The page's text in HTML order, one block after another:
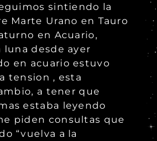
sintiendo la
Marte Urano en Tauro
en Acuario,
luna desde ayer
en acuario estuvo
tension , esta
a tener que
estaba leyendo
piden consultas que
“vuelva a la